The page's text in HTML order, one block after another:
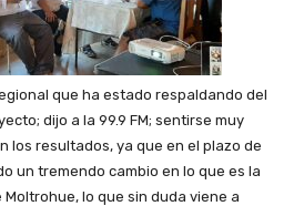
que ha estado respaldando del
dijo a la 99.9 FM; sentirse muy
los resultados, ya que en el plazo de
un tremendo cambio en lo que es la
lo que sin duda viene a